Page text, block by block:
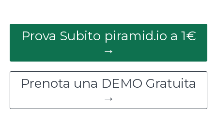
Prova Subito piramid.io a 1€
→
Prenota una DEMO Gratuita
→